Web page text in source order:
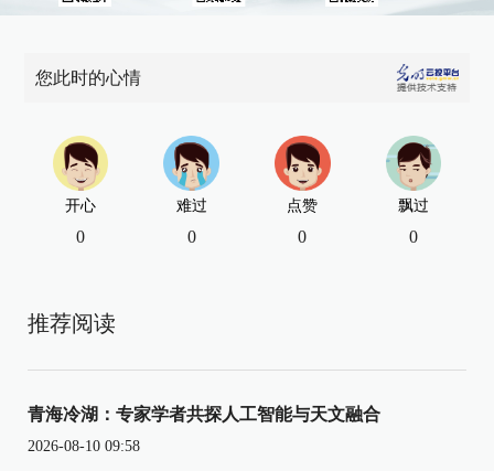
您此时的心情
开心
0
难过
0
点赞
0
飘过
0
推荐阅读
青海冷湖：专家学者共探人工智能与天文融合
2026-08-10 09:58